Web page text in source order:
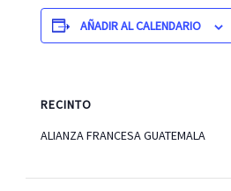
AÑADIR AL CALENDARIO
RECINTO
ALIANZA FRANCESA GUATEMALA